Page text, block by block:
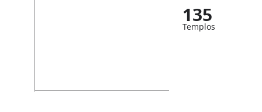
135
Templos